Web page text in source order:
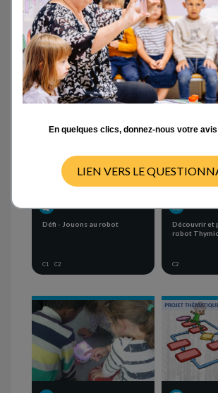
Activités en classe
- TOUT - CYCLE 1 CYCLE 2 CYCLE 3 CYCLE 4
Défi - Jouons au robot
C1 C2
Découvrir et
robot
C2
En quelques clics, donnez-nous votre
LIEN VERS LE